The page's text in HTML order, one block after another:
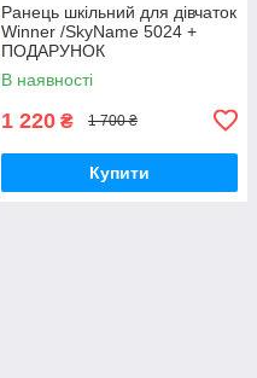
Ранець шкільний для дівчаток
Winner /SkyName 5024 +
ПОДАРУНОК
В наявності
1 220 ₴ 1 700 ₴
Купити